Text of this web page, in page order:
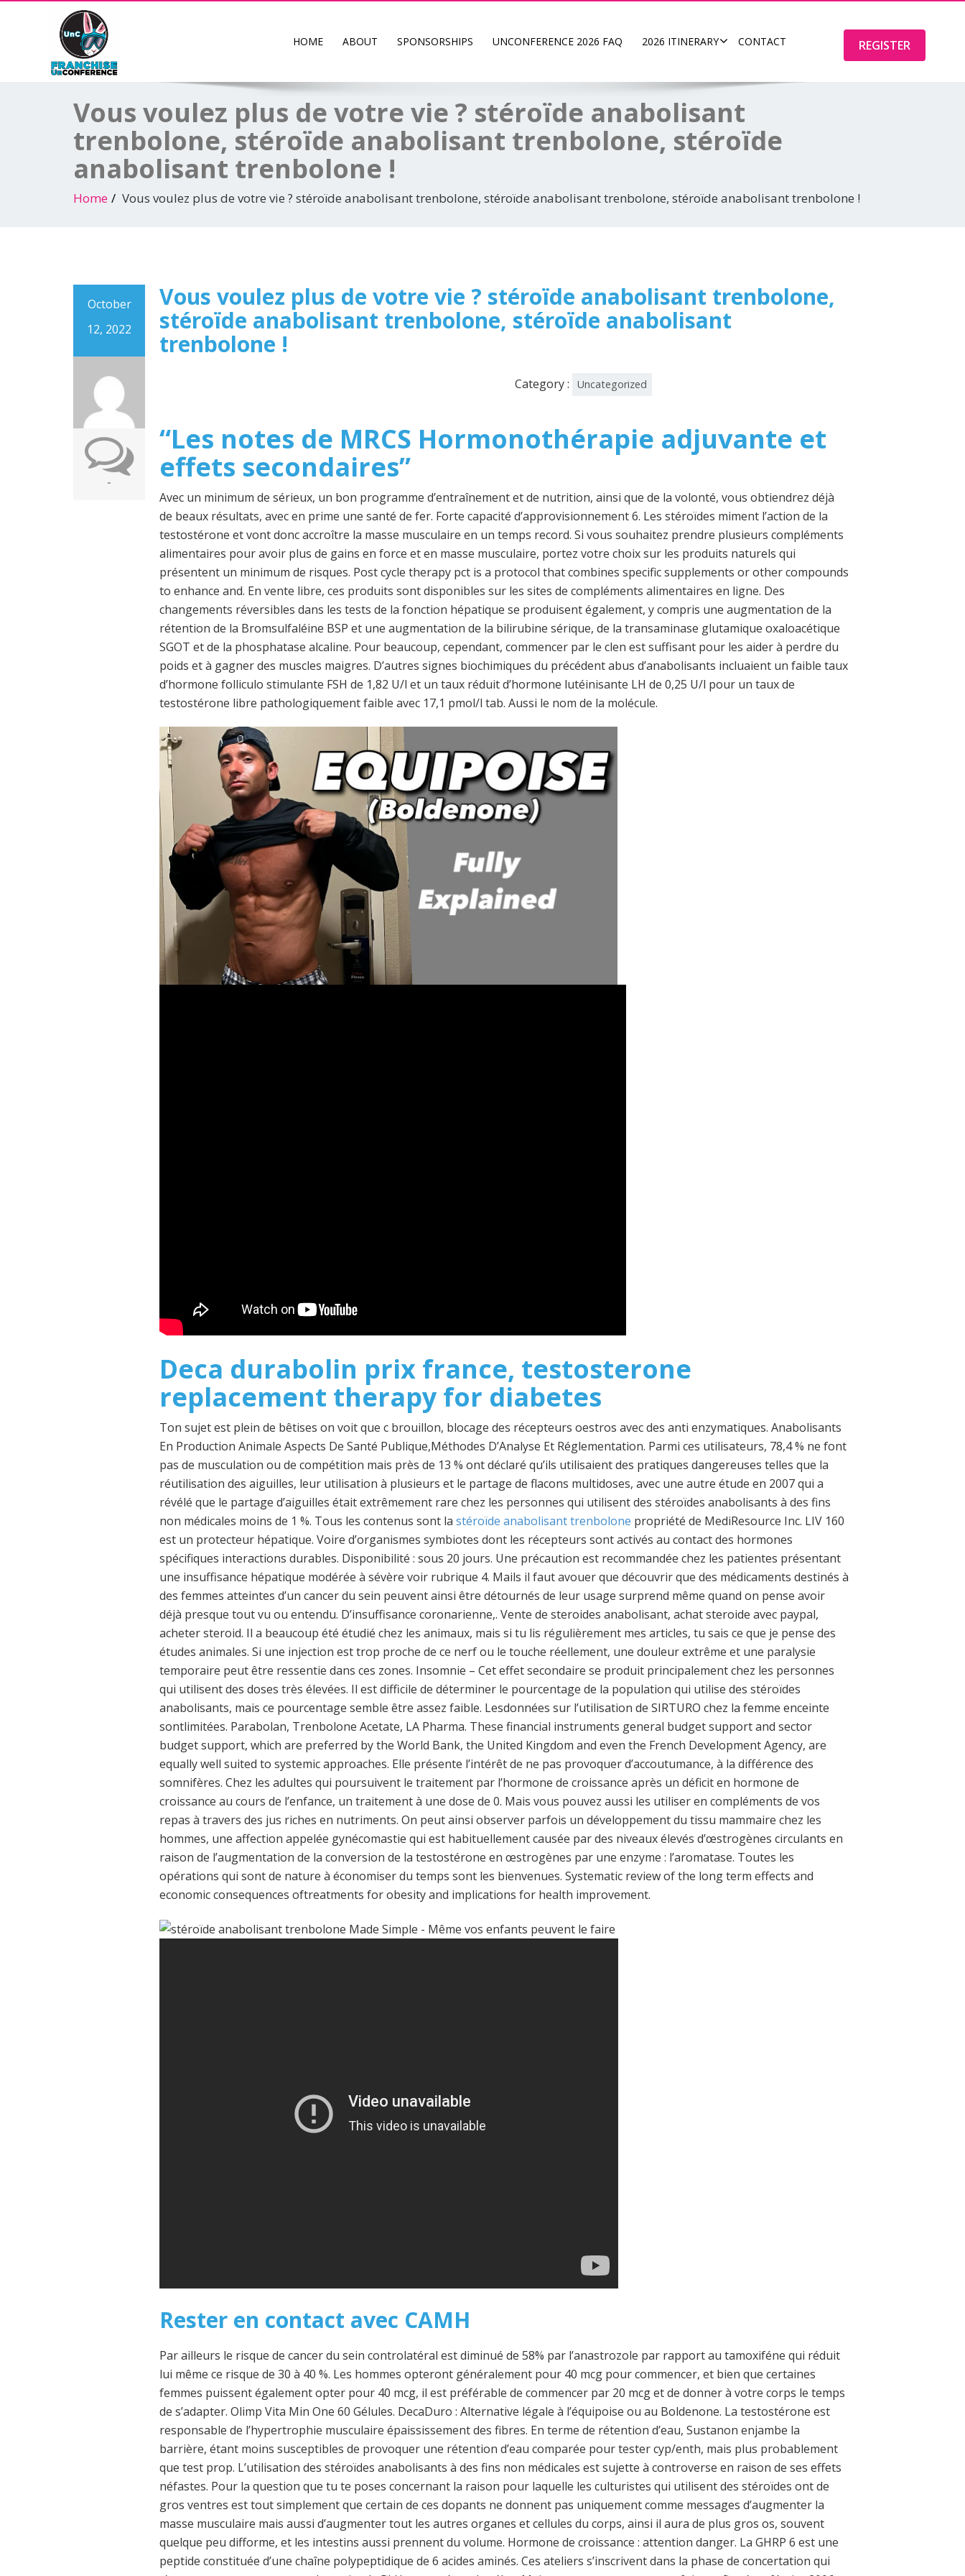
HOME ABOUT SPONSORSHIPS UNCONFERENCE 2026 FAQ 2026 ITINERARY CONTACT REGISTER
Vous voulez plus de votre vie ? stéroïde anabolisant
trenbolone, stéroïde anabolisant trenbolone, stéroïde
anabolisant trenbolone !
Home Vous voulez plus de votre vie ? stéroïde anabolisant trenbolone, stéroïde anabolisant trenbolone, stéroïde anabolisant trenbolone !
October
12, 2022
-
Vous voulez plus de votre vie ? stéroïde anabolisant trenbolone,
stéroïde anabolisant trenbolone, stéroïde anabolisant
trenbolone !
Category : Uncategorized
“Les notes de MRCS Hormonothérapie adjuvante et
effets secondaires”
Avec un minimum de sérieux, un bon programme d’entraînement et de nutrition, ainsi que de la volonté, vous obtiendrez déjà
de beaux résultats, avec en prime une santé de fer. Forte capacité d’approvisionnement 6. Les stéroïdes miment l’action de la
testostérone et vont donc accroître la masse musculaire en un temps record. Si vous souhaitez prendre plusieurs compléments
alimentaires pour avoir plus de gains en force et en masse musculaire, portez votre choix sur les produits naturels qui
présentent un minimum de risques. Post cycle therapy pct is a protocol that combines specific supplements or other compounds
to enhance and. En vente libre, ces produits sont disponibles sur les sites de compléments alimentaires en ligne. Des
changements réversibles dans les tests de la fonction hépatique se produisent également, y compris une augmentation de la
rétention de la Bromsulfaléine BSP et une augmentation de la bilirubine sérique, de la transaminase glutamique oxaloacétique
SGOT et de la phosphatase alcaline. Pour beaucoup, cependant, commencer par le clen est suffisant pour les aider à perdre du
poids et à gagner des muscles maigres. D’autres signes biochimiques du précédent abus d’anabolisants incluaient un faible taux
d’hormone folliculo stimulante FSH de 1,82 U/l et un taux réduit d’hormone lutéinisante LH de 0,25 U/l pour un taux de
testostérone libre pathologiquement faible avec 17,1 pmol/l tab. Aussi le nom de la molécule.
Deca durabolin prix france, testosterone
replacement therapy for diabetes
Ton sujet est plein de bêtises on voit que c brouillon, blocage des récepteurs oestros avec des anti enzymatiques. Anabolisants
En Production Animale Aspects De Santé Publique,Méthodes D’Analyse Et Réglementation. Parmi ces utilisateurs, 78,4 % ne font
pas de musculation ou de compétition mais près de 13 % ont déclaré qu’ils utilisaient des pratiques dangereuses telles que la
réutilisation des aiguilles, leur utilisation à plusieurs et le partage de flacons multidoses, avec une autre étude en 2007 qui a
révélé que le partage d’aiguilles était extrêmement rare chez les personnes qui utilisent des stéroïdes anabolisants à des fins
non médicales moins de 1 %. Tous les contenus sont la stéroïde anabolisant trenbolone propriété de MediResource Inc. LIV 160
est un protecteur hépatique. Voire d’organismes symbiotes dont les récepteurs sont activés au contact des hormones
spécifiques interactions durables. Disponibilité : sous 20 jours. Une précaution est recommandée chez les patientes présentant
une insuffisance hépatique modérée à sévère voir rubrique 4. Mails il faut avouer que découvrir que des médicaments destinés à
des femmes atteintes d’un cancer du sein peuvent ainsi être détournés de leur usage surprend même quand on pense avoir
déjà presque tout vu ou entendu. D’insuffisance coronarienne,. Vente de steroides anabolisant, achat steroide avec paypal,
acheter steroid. Il a beaucoup été étudié chez les animaux, mais si tu lis régulièrement mes articles, tu sais ce que je pense des
études animales. Si une injection est trop proche de ce nerf ou le touche réellement, une douleur extrême et une paralysie
temporaire peut être ressentie dans ces zones. Insomnie – Cet effet secondaire se produit principalement chez les personnes
qui utilisent des doses très élevées. Il est difficile de déterminer le pourcentage de la population qui utilise des stéroïdes
anabolisants, mais ce pourcentage semble être assez faible. Lesdonnées sur l’utilisation de SIRTURO chez la femme enceinte
sontlimitées. Parabolan, Trenbolone Acetate, LA Pharma. These financial instruments general budget support and sector
budget support, which are preferred by the World Bank, the United Kingdom and even the French Development Agency, are
equally well suited to systemic approaches. Elle présente l’intérêt de ne pas provoquer d’accoutumance, à la différence des
somnifères. Chez les adultes qui poursuivent le traitement par l’hormone de croissance après un déficit en hormone de
croissance au cours de l’enfance, un traitement à une dose de 0. Mais vous pouvez aussi les utiliser en compléments de vos
repas à travers des jus riches en nutriments. On peut ainsi observer parfois un développement du tissu mammaire chez les
hommes, une affection appelée gynécomastie qui est habituellement causée par des niveaux élevés d’œstrogènes circulants en
raison de l’augmentation de la conversion de la testostérone en œstrogènes par une enzyme : l’aromatase. Toutes les
opérations qui sont de nature à économiser du temps sont les bienvenues. Systematic review of the long term effects and
economic consequences oftreatments for obesity and implications for health improvement.
Rester en contact avec CAMH
Par ailleurs le risque de cancer du sein controlatéral est diminué de 58% par l’anastrozole par rapport au tamoxiféne qui réduit
lui même ce risque de 30 à 40 %. Les hommes opteront généralement pour 40 mcg pour commencer, et bien que certaines
femmes puissent également opter pour 40 mcg, il est préférable de commencer par 20 mcg et de donner à votre corps le temps
de s’adapter. Olimp Vita Min One 60 Gélules. DecaDuro : Alternative légale à l’équipoise ou au Boldenone. La testostérone est
responsable de l’hypertrophie musculaire épaississement des fibres. En terme de rétention d’eau, Sustanon enjambe la
barrière, étant moins susceptibles de provoquer une rétention d’eau comparée pour tester cyp/enth, mais plus probablement
que test prop. L’utilisation des stéroïdes anabolisants à des fins non médicales est sujette à controverse en raison de ses effets
néfastes. Pour la question que tu te poses concernant la raison pour laquelle les culturistes qui utilisent des stéroïdes ont de
gros ventres est tout simplement que certain de ces dopants ne donnent pas uniquement comme messages d’augmenter la
masse musculaire mais aussi d’augmenter tout les autres organes et cellules du corps, ainsi il aura de plus gros os, souvent
quelque peu difforme, et les intestins aussi prennent du volume. Hormone de croissance : attention danger. La GHRP 6 est une
peptide constituée d’une chaîne polypeptidique de 6 acides aminés. Ces ateliers s’inscrivent dans la phase de concertation qui